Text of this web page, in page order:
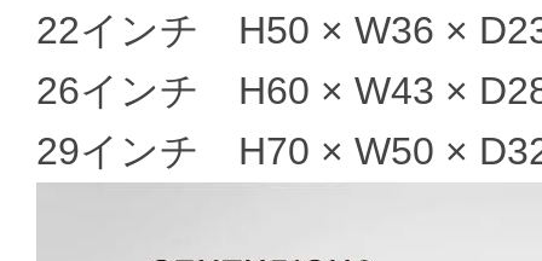
22インチ H50 × W36 ×
26インチ H60 × W43 ×
29インチ H70 × W50 ×